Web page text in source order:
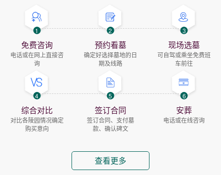
1
免费咨询
电话或在网上直接咨
询
2
预约看墓
确定好选择墓地的日
期及线路
3
现场选墓
可自驾或乘坐免费班
车前往
4
综合对比
对比各陵园情况确定
购买意向
5
签订合同
签订合同、支付墓
款、确认碑文
6
安葬
电话或在线咨询
查看更多